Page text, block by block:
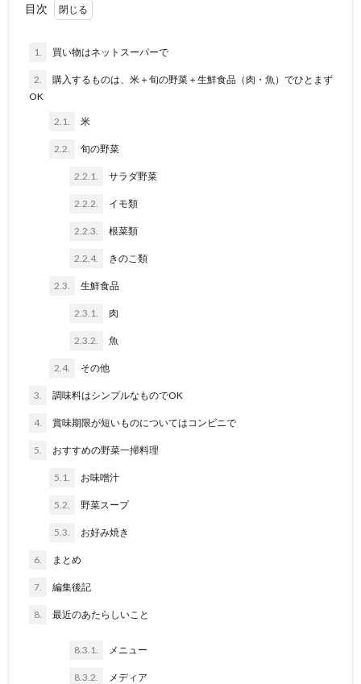
目次
1. 買い物はネットスーパーで
2.
購入するものは、米＋旬の野菜＋生鮮食品（肉・魚）でひとまず
OK
2.1. 米
2.2. 旬の野菜
2.2.1. サラダ野菜
2.2.2. イモ類
2.2.3. 根菜類
2.2.4. きのこ類
2.3. 生鮮食品
2.3.1. 肉
2.3.2. 魚
2.4. その他
3. 調味料はシンプルなものでOK
4. 賞味期限が短いものについてはコンビニで
5. おすすめの野菜一掃料理
5.1. お味噌汁
5.2. 野菜スープ
5.3. お好み焼き
6. まとめ
7. 編集後記
8. 最近のあたらしいこと
8.3.1. メニュー
8.3.2. メディア